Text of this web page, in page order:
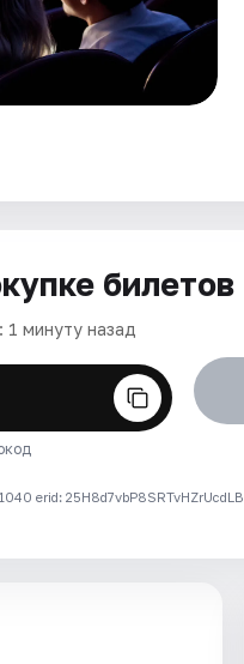
билетов
минуту назад
erid: 25H8d7vbP8SRTvHZrUcdLB